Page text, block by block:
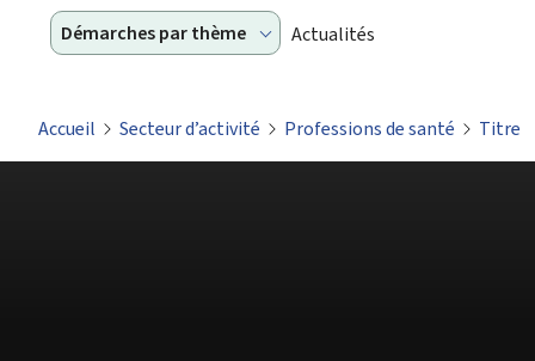
Démarches par thème Actualités
Accueil Secteur d’activité Professions de santé Titre